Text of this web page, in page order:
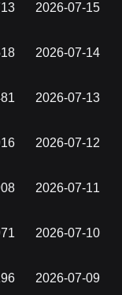
2026-07-15
2026-07-14
2026-07-13
2026-07-12
2026-07-11
2026-07-10
2026-07-09